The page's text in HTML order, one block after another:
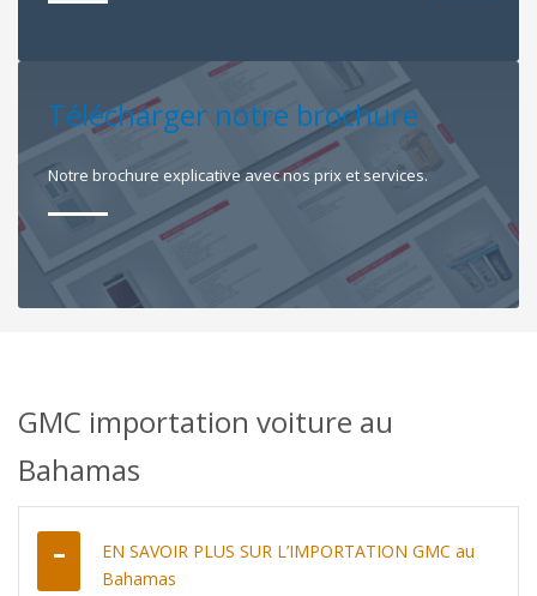
Télécharger notre brochure
Notre brochure explicative avec nos prix et services.
GMC importation voiture au
Bahamas
EN SAVOIR PLUS SUR L’IMPORTATION GMC au
Bahamas